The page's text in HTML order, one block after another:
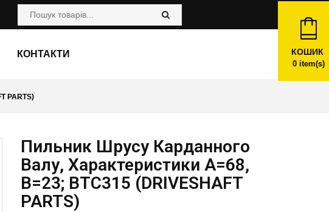
КОНТАКТИ КОШИК
0item(s)
PARTS)
Пильник Шрусу Карданного
Валу, Характеристики A=68,
B=23; BTC315 (DRIVESHAFT
PARTS)